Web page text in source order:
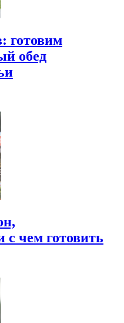
готовим
обед
с чем готовить